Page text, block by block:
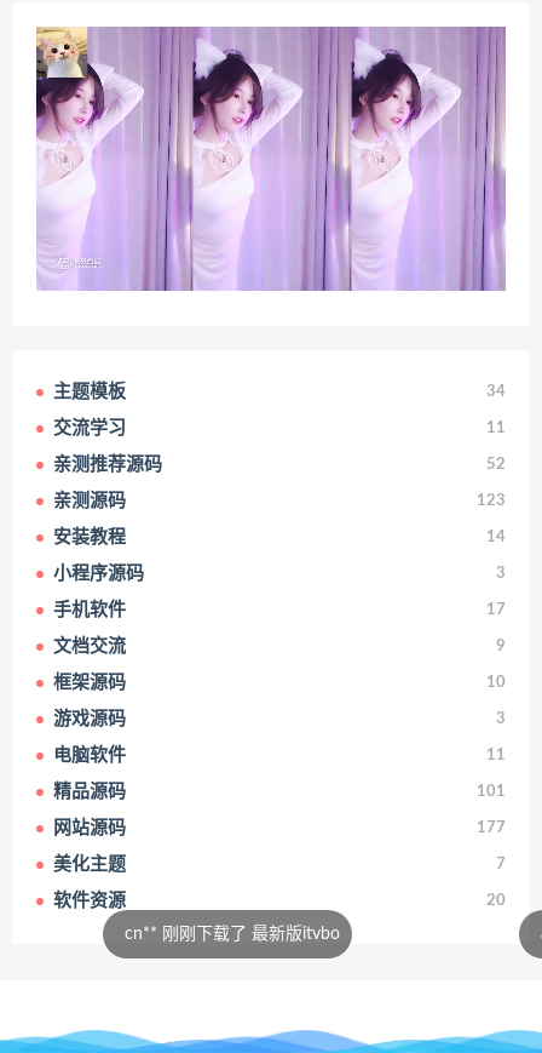
主题模板 34
交流学习 11
亲测推荐源码 52
亲测源码 123
安装教程 14
小程序源码 3
手机软件 17
文档交流 9
框架源码 10
游戏源码 3
电脑软件 11
精品源码 101
网站源码 177
美化主题 7
软件资源 20
cn** 刚刚下载了 最新版itvbo